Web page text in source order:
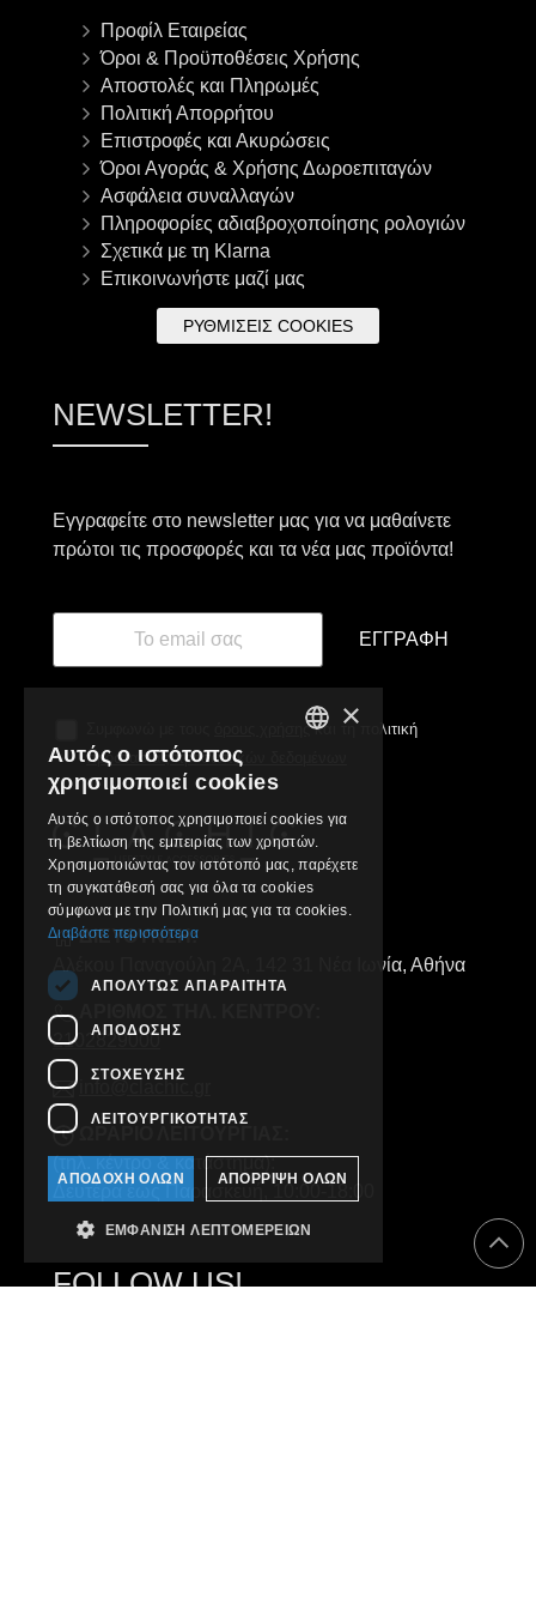
Προφίλ Εταιρείας
Όροι & Προϋποθέσεις Χρήσης
Αποστολές και Πληρωμές
Πολιτική Απορρήτου
Επιστροφές και Ακυρώσεις
Όροι Αγοράς & Χρήσης Δωροεπιταγών
Ασφάλεια συναλλαγών
Πληροφορίες αδιαβροχοποίησης ρολογιών
Σχετικά με τη Klarna
Επικοινωνήστε μαζί μας
ΡΥΘΜΊΣΕΙΣ COOKIES
NEWSLETTER!
Εγγραφείτε στο newsletter μας για να μαθαίνετε
πρώτοι τις προσφορές και τα νέα μας προϊόντα!
ΕΓΓΡΑΦΉ
όρους χρήσηςκαι τη πολιτική
προστασίας προσωπικών δεδομένων
ΔΙΕΥΘΥΝΣΗ:
Αλέκου Παναγούλη 2Α, 142 31 Νέα Ιωνία, Αθήνα
2102829000
(τηλ. κέντρο & κατάστημα):
FOLLOW US!
×
Αυτός ο ιστότοπος
χρησιμοποιεί cookies
Αυτός ο ιστότοπος χρησιμοποιεί cookies για
τη βελτίωση της εμπειρίας των χρηστών.
Χρησιμοποιώντας τον ιστότοπό μας, παρέχετε
τη συγκατάθεσή σας για όλα τα cookies
σύμφωνα με την Πολιτική μας για τα cookies.
Διαβάστε περισσότερα
ΑΠΟΛΎΤΩΣ ΑΠΑΡΑΊΤΗΤΑ
ΑΠΌΔΟΣΗΣ
ΣΤΌΧΕΥΣΗΣ
ΛΕΙΤΟΥΡΓΙΚΌΤΗΤΑΣ
ΑΠΟΔΟΧΉ ΌΛΩΝ ΑΠΌΡΡΙΨΗ ΌΛΩΝ
ΕΜΦΆΝΙΣΗ ΛΕΠΤΟΜΕΡΕΙΏΝ